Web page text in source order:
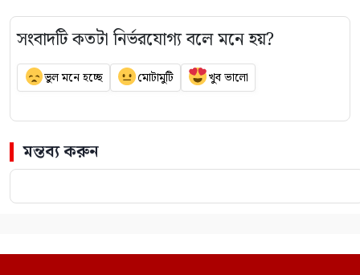
সংবাদটি কতটা নির্ভরযোগ্য বলে মনে হয়?
ভুল মনে হচ্ছে মোটামুটি খুব ভালো
মন্তব্য করুন